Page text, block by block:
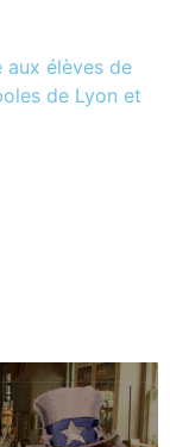
aux élèves de
de Lyon et